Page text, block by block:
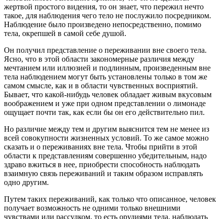
жертвой простого видения, то он знает, что пережил нечто
такое, для наблюдения чего тело не послужило посредником.
Наблюдение было произведено непосредственно, помимо
тела, окрепшей в самой себе душой.
Он получил представление о переживании вне своего тела.
Ясно, что в этой области закономерные различия между
мечтанием или иллюзией и подлинным, произведенным вне
тела наблюдением могут быть установлены только в том же
самом смысле, как и в области чувственных восприятий.
Бывает, что какой-нибудь человек обладает живым вкусовым
воображением и уже при одном представлении о лимонаде
ощущает почти так, как если бы он его действительно пил.
Но различие между тем и другим выяснится тем не менее из
всей совокупности жизненных условий. То же самое можно
сказать и о переживаниях вне тела. Чтобы прийти в этой
области к представлениям совершенно убедительным, надо
здраво вжиться в нее, приобрести способность наблюдать
взаимную связь переживаний и таким образом исправлять
одно другим.
Путем таких переживаний, как только что описанное, человек
получает возможность не одними только внешними
чувствами или рассудком, то есть орудиями тела, наблюдать